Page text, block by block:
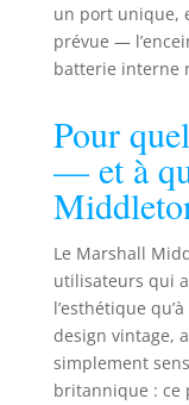
un port unique,
prévue —
batterie interne
Pour
— et à
Le Marshall
utilisateurs qui
l’esthétique
design vintage,
simplement
britannique : ce